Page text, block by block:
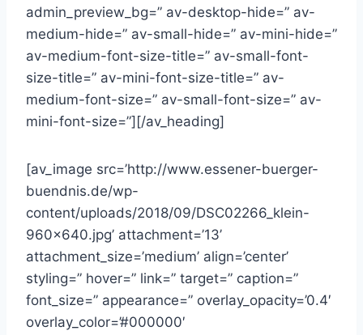
admin_preview_bg=” av-desktop-hide=” av-
medium-hide=” av-small-hide=” av-mini-hide=”
av-medium-font-size-title=” av-small-font-
size-title=” av-mini-font-size-title=” av-
medium-font-size=” av-small-font-size=” av-
mini-font-size=”][/av_heading]
[av_image src=’http://www.essener-buerger-
buendnis.de/wp-
content/uploads/2018/09/DSC02266_klein-
960×640.jpg’ attachment=’13’
attachment_size=’medium’ align=’center’
styling=” hover=” link=” target=” caption=”
font_size=” appearance=” overlay_opacity=’0.4′
overlay_color=’#000000′